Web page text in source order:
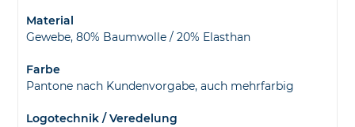
Material
Gewebe, 80% Baumwolle / 20% Elasthan
Farbe
Pantone nach Kundenvorgabe, auch mehrfarbig
Logotechnik / Veredelung